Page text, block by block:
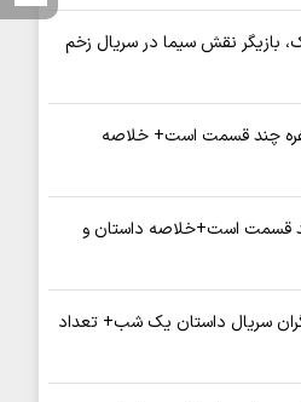
بازیگر نقش سیما در سریال زخم
چند قسمت است+ خلاصه
قسمت است+خلاصه داستان و
سریال داستان یک شب+ تعداد